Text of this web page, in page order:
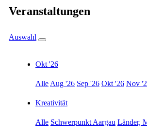
Veranstaltungen
Auswahl
Okt '26
Alle Aug '26 Sep '26 Okt '26 Nov
Kreativität
Alle Schwerpunkt Aargau Länder,